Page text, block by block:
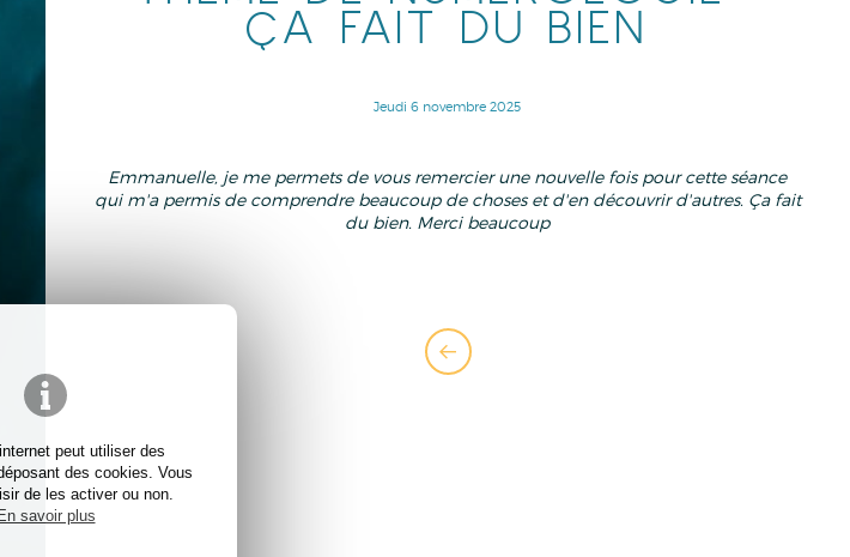
peut utiliser des
des cookies. Vous
de les activer ou non.
En savoir plus
ÇA FAIT DU BIEN
Jeudi 6 novembre 2025
Emmanuelle, je me permets de vous remercier une nouvelle fois pour cette séance
qui m'a permis de comprendre beaucoup de choses et d'en découvrir d'autres. Ça fait
du bien. Merci beaucoup